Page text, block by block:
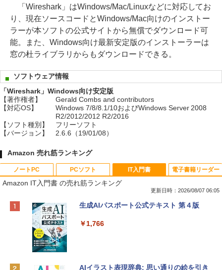
「Wireshark」はWindows/Mac/Linuxなどに対応してお
り、現在ソースコードとWindows/Mac向けのインストー
ラーが本ソフトの公式サイトから無償でダウンロード可
能。また、Windows向け最新安定版のインストーラーは
窓の杜ライブラリからもダウンロードできる。
ソフトウェア情報
「Wireshark」Windows向け安定版
【著作権者】
Gerald Combs and contributors
【対応OS】
Windows 7/8/8.1/10およびWindows Server 2008
R2/2012/2012 R2/2016
【ソフト種別】
フリーソフト
【バージョン】
2.6.6（19/01/08）
Amazon 売れ筋ランキング
ノートPC
Apple 2026 MacBook Neo A18 Proチッ
e Intelligence、Liquid Retinaディスプ
PCソフト
Robloxギフトカード - 800 Robux 【限
インゲームコード】 ロブロックス | オン
IT入門書
Amazon IT入門書 の売れ筋ランキング
更新日時：2026/08/07 06:05
生成AIパスポート公式テキスト 第４版
￥1,766
AIイラスト表現辞典: 思い通りの絵を引き
電子書籍リーダー